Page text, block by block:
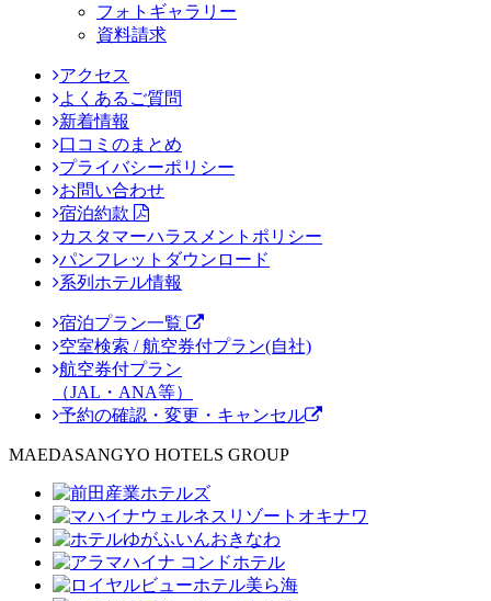
フォトギャラリー
資料請求
アクセス
よくあるご質問
新着情報
口コミのまとめ
プライバシーポリシー
お問い合わせ
宿泊約款
カスタマーハラスメントポリシー
パンフレットダウンロード
系列ホテル情報
宿泊プラン一覧
空室検索 / 航空券付プラン(自社)
航空券付プラン
（JAL・ANA等）
予約の確認・変更・キャンセル
MAEDASANGYO HOTELS GROUP